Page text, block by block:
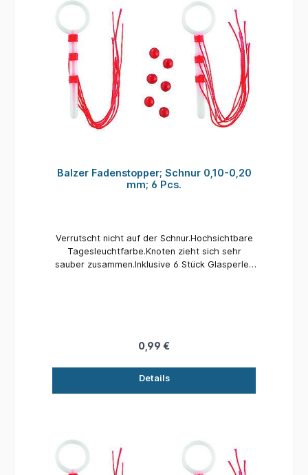
Balzer Fadenstopper; Schnur 0,10-0,20
mm; 6 Pcs.
Verrutscht nicht auf der Schnur.Hochsichtbare
Tagesleuchtfarbe.Knoten zieht sich sehr
sauber zusammen.Inklusive 6 Stück Glasperlen
0,99 €
Details